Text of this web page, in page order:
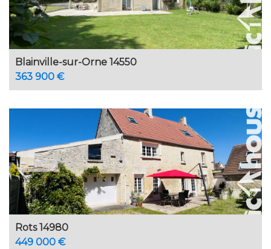
Blainville-sur-Orne 14550
363 900 €
Rots 14980
449 000 €